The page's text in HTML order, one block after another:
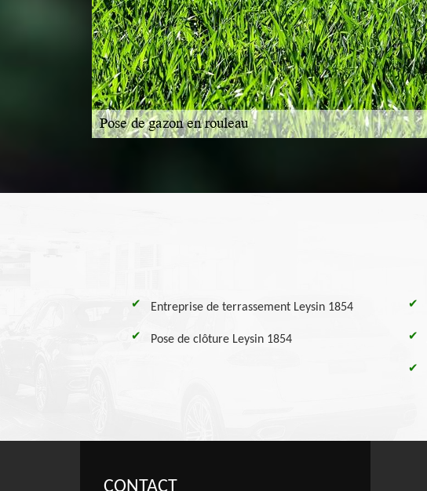
Entreprise de terrassement Leysin 1854
Pose de clôture Leysin 1854
CONTACT